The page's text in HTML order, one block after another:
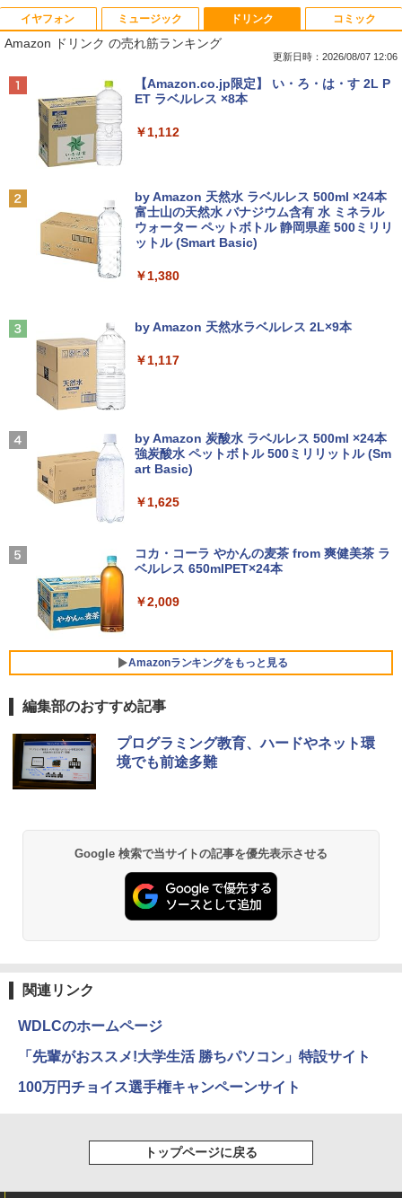
1
■新品■富士通 FMV LIFEBOOK U9312 U
9312X U9311 U9311X U9310 U9310X U
939 U939X U938 U937 UH90修理交換用
￥2,860
GB SSD128GB Windows11 WEBカメラ
13.3インチ FHD(1920x1080) 無線LAN B
luetooth HDMI 中古パソコン ノート 中
古PC ノートパソコン Windows10 ノー
【★最大100%ポイント】【新生活応援・
Wi-Fi/Office/無線マウス/中古 パソコン/
中古PC ノートパソコン/Windows11
中古 MacBook Air（11インチ，Early 20
14）Apple アップルA1465 C02NBAX1G
o.01-0）
ソコン 中古 Cランク 訳あり Win11 Pro i
d X390 8GBメモリ 256GB 高速 PCIe SS
D 13.3インチ フルHD 指紋 顔認証 軽いパ
ソコン
1
DELL Vostro 3670 単体 Windows11 64
bit HDMI Core i5 8400 メモリー8GB 高
速SSD256GB M.2-NVMe +HDD1TB 無線
LAN DVDマルチ デスクトップパソコン
【中古】【30日保証】1243105
2
Windows11 | デスクトップ | 一年保証 |
Core i3 9100 3.6(〜最大4.2)GHz | MEM:
16GB | SSD:512GB(新品) | DVDマルチ |
無線LANなし | Win11Pro64bit
￥25,000
Kディスプレイモデル MNE92J/A (Mid 2
中古パソコン | HP | ProOne 600 G5 All-i
| 第9世代 | Core i3 9100T 3.1(～最大3.7)
内蔵 | フルHD | Win11Pro64Bit | ACアダ
プター付属
￥34,980
HP 800G6 SF(8YM57AV-CMFZ:Win10x
64) 中古 Core i7-2.9GHz(10700)/メモリ
2021年頃購入
￥50,600
1
IODATA 液晶モニター LCD-MF224EDW
21.5インチワイド ホワイト LCD LEDバ
ックライト フルHD（1920x1080） 16:9
ADSカラーパネル 非光沢 ノングレア HD
MI VGA DVI VESA準拠 ディスプレイ PS
4 switch 対応 スイッチ 【中古】
￥4,600
モバイルモニター 15.6インチ 1080P IPS
パネル 自立スタンド Type-C/Mini HDMI
PC/スマホ/ゲーム機対応 収納ケース付き
【選べる2色 コスパ抜群】モバイルモニ
光沢IPS パネル Type-C対応 miniHDMI
￥8,999
LG PCモニター 23.8インチ IPS フルHD
スプレイ モニター LGエレクトロニクス
5
モバイルモニター HAILESI S123E 12.3
インチ タッチパネル タッチペン対応 モ
バイルディスプレイ 1920x1280 フルHD
HDR対応 OTG対応 ポータブルモニター
XBOX PC Mac iPhone
￥11,999
1
鹿楓堂よついろ日和 23巻 【電子書籍】
[ 清水ユウ ]
￥770
￥770
杖と剣のウィストリア（16） 【電子書
￥594
￥1,760
子書籍】[ 渡 真仁 ]
イヤフォン
Anker Soundcore P40i オフホワイト
Anker Soundcore P31i ブラック
￥5,990
ラック
￥14,990
レスイヤホン bluetooth イヤホン V12 小型
軽量 ブルートゥースHi-Fi 最大36時間再生 ぶ
るーとゅーす コードレス ENCノイズキャン
付き 防水 タッチ式音量調整 スポーツ/通勤/通
￥1,964
Xiaomi シャオミ REDMI Buds 8 Lite ワイヤ
￥2,980
ミュージック
BRUCE WAYNE feat. Flo Milli, ATL Jacob
[Explicit]
￥250
BRUCE WAYNE feat. Flo Milli, ATL Jacob
[Explicit]
￥250
￥250
￥250
ドリンク
Amazon ドリンク の売れ筋ランキング
更新日時：2026/08/07 12:06
【Amazon.co.jp限定】 い・ろ・は・す 2L P
ET ラベルレス ×8本
￥1,112
by Amazon 天然水 ラベルレス 500ml ×24本
富士山の天然水 バナジウム含有 水 ミネラル
ウォーター ペットボトル 静岡県産 500ミリリ
ットル (Smart Basic)
￥1,380
by Amazon 天然水ラベルレス 2L×9本
￥1,117
by Amazon 炭酸水 ラベルレス 500ml ×24本
強炭酸水 ペットボトル 500ミリリットル (Sm
art Basic)
￥1,625
コカ・コーラ やかんの麦茶 from 爽健美茶 ラ
ベルレス 650mlPET×24本
￥2,009
Amazonランキングをもっと見る
コミック
薬屋のひとりごと 17巻 (デジタル版ビッグガ
ンガンコミックス)
異世界居酒屋「のぶ」(22) (角川コミックス・
￥832
HUNTER×HUNTER モノクロ版 39 (ジャンプ
コミックスDIGITAL)
スーパーの裏でヤニ吸うふたり 9巻 (デジタル
編集部のおすすめ記事
プログラミング教育、ハードやネット環
境でも前途多難
Google 検索で当サイトの記事を優先表示させる
関連リンク
WDLCのホームページ
「先輩がおススメ!大学生活 勝ちパソコン」特設サイト
100万円チョイス選手権キャンペーンサイト
トップページに戻る